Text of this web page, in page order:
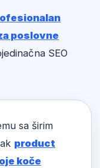
poslovne
SEO
sa širim
product
koče